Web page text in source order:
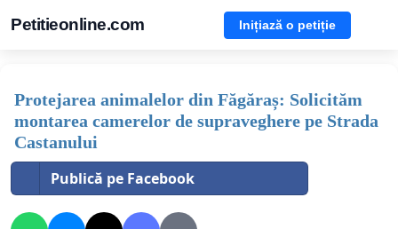
Petitieonline.com Inițiază o petiție
Protejarea animalelor din Făgăraș: Solicităm
montarea camerelor de supraveghere pe Strada
Castanului
Publică pe Facebook